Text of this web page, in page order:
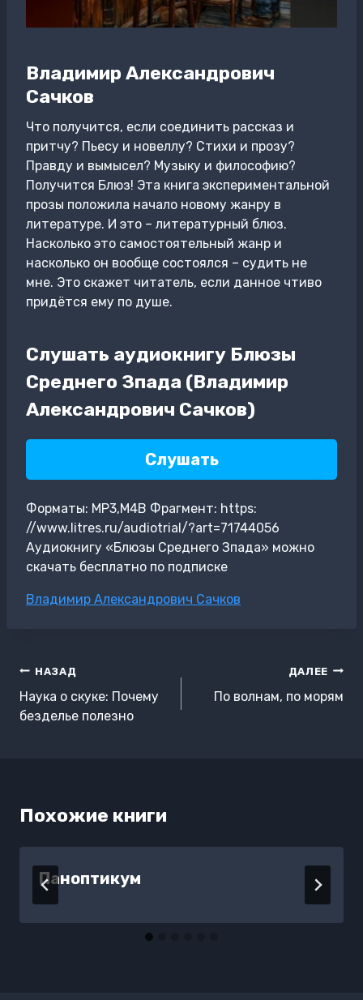
Владимир Александрович
Сачков
Что получится, если соединить рассказ и
притчу? Пьесу и новеллу? Стихи и прозу?
Правду и вымысел? Музыку и философию?
Получится Блюз! Эта книга экспериментальной
прозы положила начало новому жанру в
литературе. И это – литературный блюз.
Насколько это самостоятельный жанр и
насколько он вообще состоялся – судить не
мне. Это скажет читатель, если данное чтиво
придётся ему по душе.
Слушать аудиокнигу Блюзы
Среднего Зпада (Владимир
Александрович Сачков)
Слушать
Форматы: MP3,M4B Фрагмент: https:
//www.litres.ru/audiotrial/?art=71744056
Аудиокнигу «Блюзы Среднего Зпада» можно
скачать бесплатно по подписке
Метки
Владимир Александрович Сачков
Навигация
по
записям
НАЗАД
Наука о скуке: Почему
безделье полезно
ДАЛЕЕ
По волнам, по морям
Похожие книги
Паноптикум